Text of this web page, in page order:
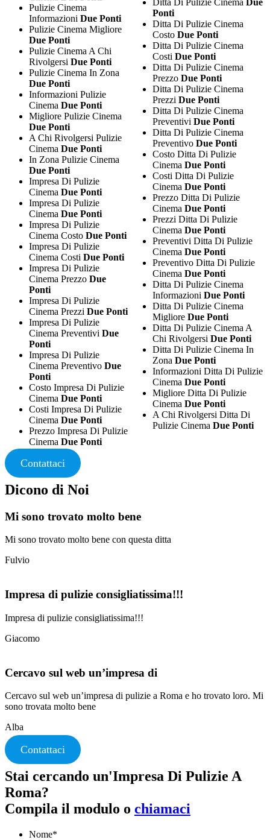
Pulizie Cinema
Informazioni Due Ponti
Pulizie Cinema Migliore
Due Ponti
Pulizie Cinema A Chi
Rivolgersi Due Ponti
Pulizie Cinema In Zona
Due Ponti
Informazioni Pulizie
Cinema Due Ponti
Migliore Pulizie Cinema
Due Ponti
A Chi Rivolgersi Pulizie
Cinema Due Ponti
In Zona Pulizie Cinema
Due Ponti
Impresa Di Pulizie
Cinema Due Ponti
Impresa Di Pulizie
Cinema Due Ponti
Impresa Di Pulizie
Cinema Costo Due Ponti
Impresa Di Pulizie
Cinema Costi Due Ponti
Impresa Di Pulizie
Cinema Prezzo Due
Ponti
Impresa Di Pulizie
Cinema Prezzi Due Ponti
Impresa Di Pulizie
Cinema Preventivi Due
Ponti
Impresa Di Pulizie
Cinema Preventivo Due
Ponti
Costo Impresa Di Pulizie
Cinema Due Ponti
Costi Impresa Di Pulizie
Cinema Due Ponti
Prezzo Impresa Di Pulizie
Cinema Due Ponti
Ditta Di Pulizie Cinema Due
Ponti
Ditta Di Pulizie Cinema
Costo Due Ponti
Ditta Di Pulizie Cinema
Costi Due Ponti
Ditta Di Pulizie Cinema
Prezzo Due Ponti
Ditta Di Pulizie Cinema
Prezzi Due Ponti
Ditta Di Pulizie Cinema
Preventivi Due Ponti
Ditta Di Pulizie Cinema
Preventivo Due Ponti
Costo Ditta Di Pulizie
Cinema Due Ponti
Costi Ditta Di Pulizie
Cinema Due Ponti
Prezzo Ditta Di Pulizie
Cinema Due Ponti
Prezzi Ditta Di Pulizie
Cinema Due Ponti
Preventivi Ditta Di Pulizie
Cinema Due Ponti
Preventivo Ditta Di Pulizie
Cinema Due Ponti
Ditta Di Pulizie Cinema
Informazioni Due Ponti
Ditta Di Pulizie Cinema
Migliore Due Ponti
Ditta Di Pulizie Cinema A
Chi Rivolgersi Due Ponti
Ditta Di Pulizie Cinema In
Zona Due Ponti
Informazioni Ditta Di Pulizie
Cinema Due Ponti
Migliore Ditta Di Pulizie
Cinema Due Ponti
A Chi Rivolgersi Ditta Di
Pulizie Cinema Due Ponti
Contattaci
Dicono di Noi
Mi sono trovato molto bene
Mi sono trovato molto bene con questa ditta
Fulvio
Impresa di pulizie consigliatissima!!!
Impresa di pulizie consigliatissima!!!
Giacomo
Cercavo sul web un’impresa di
Cercavo sul web un’impresa di pulizie a Roma e ho trovato loro. Mi
sono trovata molto bene
Alba
Contattaci
Stai cercando un'Impresa Di Pulizie A
Roma?
Compila il modulo o chiamaci
Nome*